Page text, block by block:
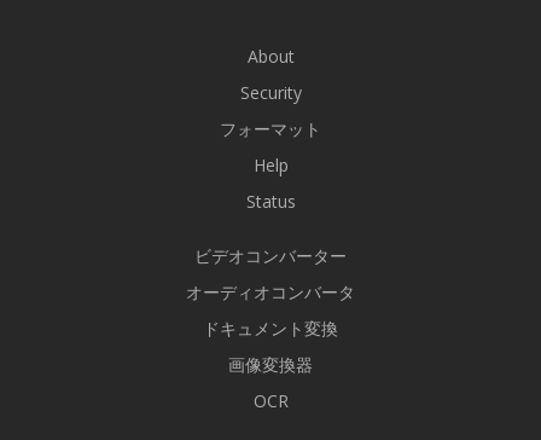
About
Security
フォーマット
Help
Status
ビデオコンバーター
オーディオコンバータ
ドキュメント変換
画像変換器
OCR